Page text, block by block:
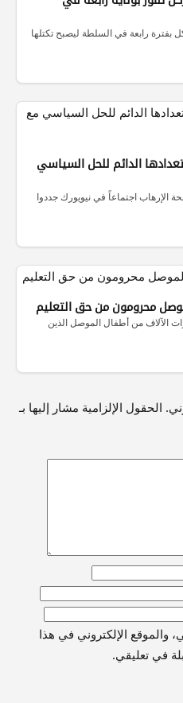
بفترة رابعة في السلطة ليصبح تكتلها
الدائم للحل السياسي
الإرهاب اجتماعاً في نيويورك جددوا
محرومون من حق التعليم
الآلاف من أطفال الموصل الذين
الحقول الإلزامية مشار إليها بـ
والموقع الإلكتروني في هذا
في تعليقي.